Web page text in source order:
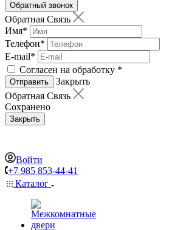
Обратный звонок
Обратная Связь
Имя*
Телефон*
E-mail*
Согласен на обработку *
Отправить
Закрыть
Обратная Связь
Сохранено
Закрыть
Войти
+7 985 853-44-41
Каталог